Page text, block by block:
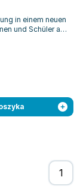
in einem neuen
und Schüler ab